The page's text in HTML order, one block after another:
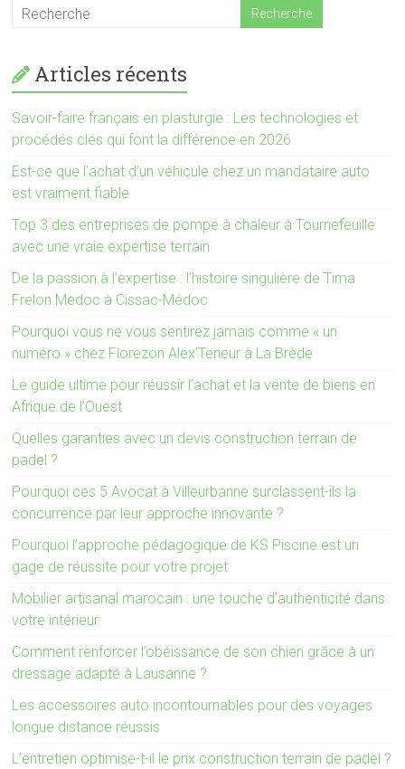
Articles récents
Savoir-faire français en plasturgie : Les technologies et
procédés clés qui font la différence en 2026
Est-ce que l’achat d’un véhicule chez un mandataire auto
est vraiment fiable
Top 3 des entreprises de pompe à chaleur à Tournefeuille
avec une vraie expertise terrain
De la passion à l’expertise : l’histoire singulière de Tima
Frelon Medoc à Cissac-Médoc
Pourquoi vous ne vous sentirez jamais comme « un
numéro » chez Florezon Alex’Terieur à La Brède
Le guide ultime pour réussir l’achat et la vente de biens en
Afrique de l’Ouest
Quelles garanties avec un devis construction terrain de
padel ?
Pourquoi ces 5 Avocat à Villeurbanne surclassent-ils la
concurrence par leur approche innovante ?
Pourquoi l’approche pédagogique de KS Piscine est un
gage de réussite pour votre projet
Mobilier artisanal marocain : une touche d’authenticité dans
votre intérieur
Comment renforcer l’obéissance de son chien grâce à un
dressage adapté à Lausanne ?
Les accessoires auto incontournables pour des voyages
longue distance réussis
L’entretien optimise-t-il le prix construction terrain de padel ?